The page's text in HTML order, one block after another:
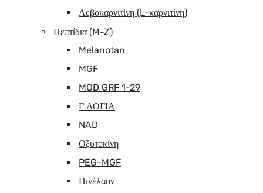
Λεβοκαρνιτίνη (L-καρνιτίνη)
Πεπτίδια (M-Z)
Melanotan
MGF
MOD GRF 1-29
Γ ΛΟΓΙΑ
NAD
Οξυτοκίνη
PEG-MGF
Πινέλαον